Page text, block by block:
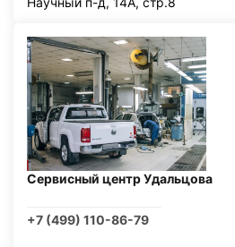
Сервисный центр Удальцова
+7 (499) 110-86-79